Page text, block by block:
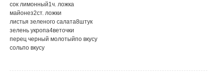
сок лимонный1 ч. ложка
майонез2ст. ложки
листья зеленого салата8штук
зелень укропа4веточки
перец черный молотыйпо вкусу
сольпо вкусу